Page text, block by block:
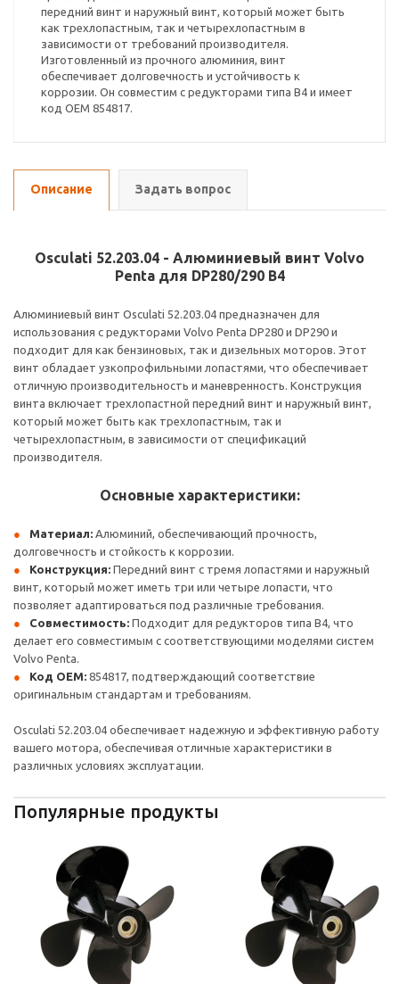
передний винт и наружный винт, который может быть
как трехлопастным, так и четырехлопастным в
зависимости от требований производителя.
Изготовленный из прочного алюминия, винт
обеспечивает долговечность и устойчивость к
коррозии. Он совместим с редукторами типа B4 и имеет
код OEM 854817.
Описание Задать вопрос
Osculati 52.203.04 - Алюминиевый винт Volvo
Penta для DP280/290 B4
Алюминиевый винт Osculati 52.203.04 предназначен для
использования с редукторами Volvo Penta DP280 и DP290 и
подходит для как бензиновых, так и дизельных моторов. Этот
винт обладает узкопрофильными лопастями, что обеспечивает
отличную производительность и маневренность. Конструкция
винта включает трехлопастной передний винт и наружный винт,
который может быть как трехлопастным, так и
четырехлопастным, в зависимости от спецификаций
производителя.
Основные характеристики:
Материал: Алюминий, обеспечивающий прочность,
долговечность и стойкость к коррозии.
Конструкция: Передний винт с тремя лопастями и наружный
винт, который может иметь три или четыре лопасти, что
позволяет адаптироваться под различные требования.
Совместимость: Подходит для редукторов типа B4, что
делает его совместимым с соответствующими моделями систем
Volvo Penta.
Код OEM: 854817, подтверждающий соответствие
оригинальным стандартам и требованиям.
Osculati 52.203.04 обеспечивает надежную и эффективную работу
вашего мотора, обеспечивая отличные характеристики в
различных условиях эксплуатации.
Популярные продукты